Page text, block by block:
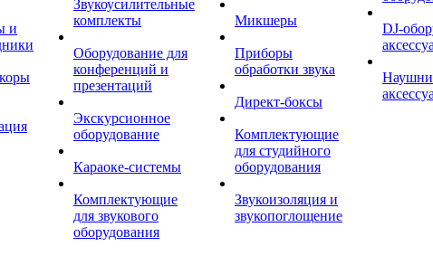
и
Звукоусилительные
комплекты
Оборудование для
конференций и
презентаций
Экскурсионное
оборудование
Караоке-системы
Комплектующие
для звукового
оборудования
Микшеры
Приборы
обработки звука
Директ-боксы
Комплектующие
для студийного
оборудования
Звукоизоляция и
звукопоглощение
DJ-